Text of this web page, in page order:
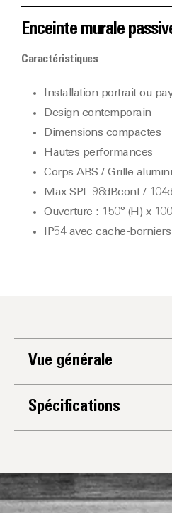
Enceinte murale
Caractéristiques
Installation portrait ou
Design contemporain
Dimensions compactes
Hautes performances
Corps ABS / Grille
Max SPL 98dBcont /
Ouverture : 150° (H) x
IP54 avec cache-
Vue générale
Spécifications